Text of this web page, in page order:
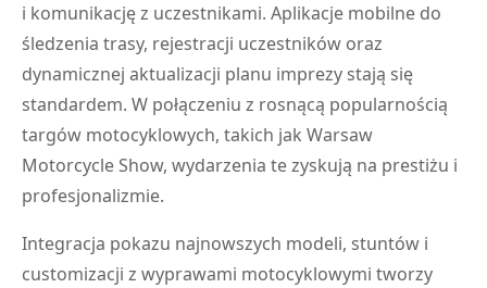
i komunikację z uczestnikami. Aplikacje mobilne do
śledzenia trasy, rejestracji uczestników oraz
dynamicznej aktualizacji planu imprezy stają się
standardem. W połączeniu z rosnącą popularnością
targów motocyklowych, takich jak Warsaw
Motorcycle Show, wydarzenia te zyskują na prestiżu i
profesjonalizmie.
Integracja pokazu najnowszych modeli, stuntów i
customizacji z wyprawami motocyklowymi tworzy